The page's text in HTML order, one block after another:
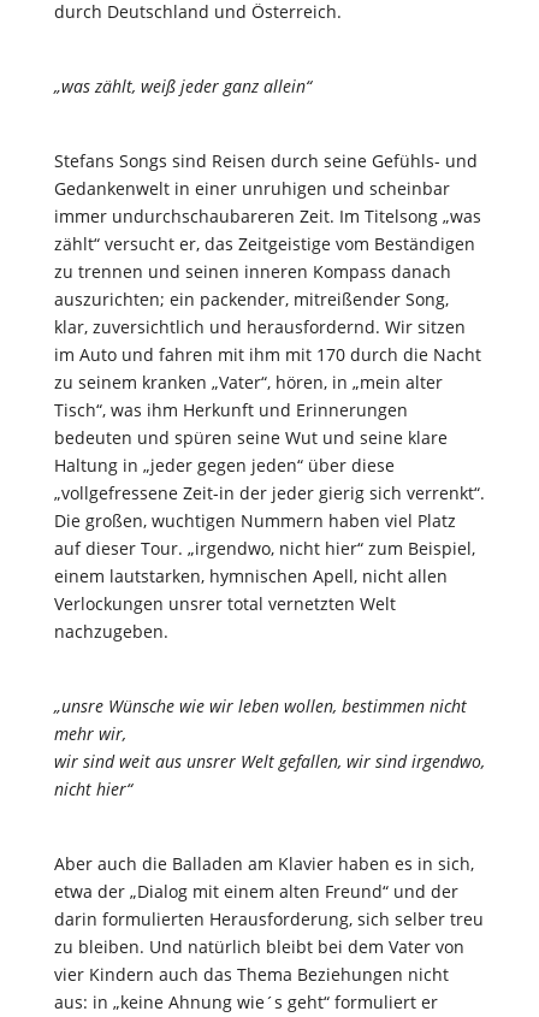
durch Deutschland und Österreich.
„was zählt, weiß jeder ganz allein“
Stefans Songs sind Reisen durch seine Gefühls- und
Gedankenwelt in einer unruhigen und scheinbar
immer undurchschaubareren Zeit. Im Titelsong „was
zählt“ versucht er, das Zeitgeistige vom Beständigen
zu trennen und seinen inneren Kompass danach
auszurichten; ein packender, mitreißender Song,
klar, zuversichtlich und herausfordernd. Wir sitzen
im Auto und fahren mit ihm mit 170 durch die Nacht
zu seinem kranken „Vater“, hören, in „mein alter
Tisch“, was ihm Herkunft und Erinnerungen
bedeuten und spüren seine Wut und seine klare
Haltung in „jeder gegen jeden“ über diese
„vollgefressene Zeit-in der jeder gierig sich verrenkt“.
Die großen, wuchtigen Nummern haben viel Platz
auf dieser Tour. „irgendwo, nicht hier“ zum Beispiel,
einem lautstarken, hymnischen Apell, nicht allen
Verlockungen unsrer total vernetzten Welt
nachzugeben.
„unsre Wünsche wie wir leben wollen, bestimmen nicht
mehr wir,
wir sind weit aus unsrer Welt gefallen, wir sind irgendwo,
nicht hier“
Aber auch die Balladen am Klavier haben es in sich,
etwa der „Dialog mit einem alten Freund“ und der
darin formulierten Herausforderung, sich selber treu
zu bleiben. Und natürlich bleibt bei dem Vater von
vier Kindern auch das Thema Beziehungen nicht
aus: in „keine Ahnung wie´s geht“ formuliert er